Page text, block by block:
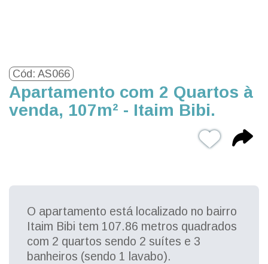
Cód: AS066
Apartamento com 2 Quartos à
venda, 107m² - Itaim Bibi.
O apartamento está localizado no bairro
Itaim Bibi tem 107.86 metros quadrados
com 2 quartos sendo 2 suítes e 3
banheiros (sendo 1 lavabo).